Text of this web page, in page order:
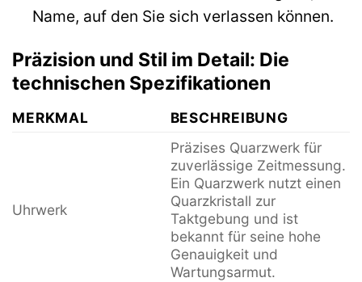
Name, auf den Sie sich verlassen können.
Präzision und Stil im Detail: Die
technischen Spezifikationen
MERKMAL BESCHREIBUNG
Uhrwerk
Präzises Quarzwerk für
zuverlässige Zeitmessung.
Ein Quarzwerk nutzt einen
Quarzkristall zur
Taktgebung und ist
bekannt für seine hohe
Genauigkeit und
Wartungsarmut.